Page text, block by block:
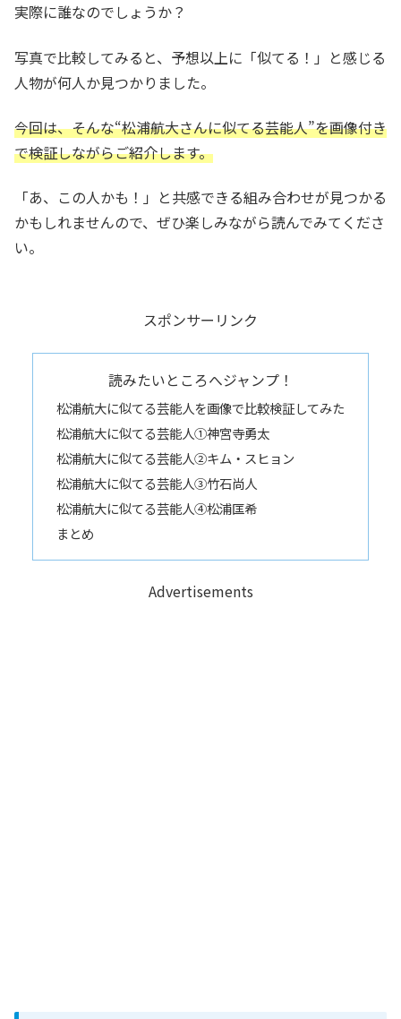
実際に誰なのでしょうか？
写真で比較してみると、予想以上に「似てる！」と感じる
人物が何人か見つかりました。
今回は、そんな“松浦航大さんに似てる芸能人”を画像付き
で検証しながらご紹介します。
「あ、この人かも！」と共感できる組み合わせが見つかる
かもしれませんので、ぜひ楽しみながら読んでみてくださ
い。
スポンサーリンク
読みたいところへジャンプ！
松浦航大に似てる芸能人を画像で比較検証してみた
松浦航大に似てる芸能人①神宮寺勇太
松浦航大に似てる芸能人②キム・スヒョン
松浦航大に似てる芸能人③竹石尚人
松浦航大に似てる芸能人④松浦匡希
まとめ
Advertisements